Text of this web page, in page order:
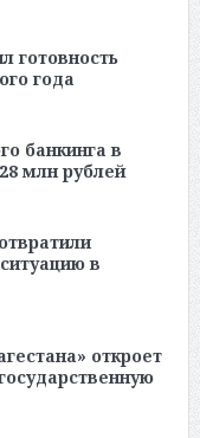
готовность
года
банкинга в
млн рублей
в
откроет